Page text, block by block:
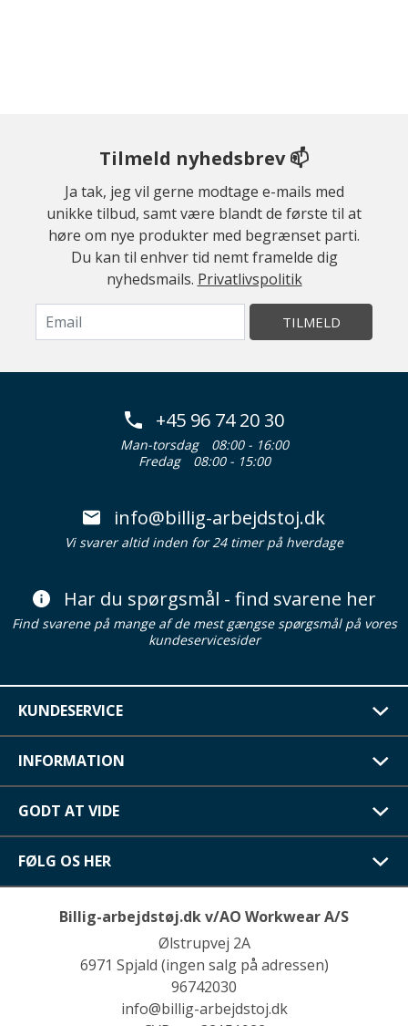
Tilmeld nyhedsbrev 📫
Ja tak, jeg vil gerne modtage e-mails med
unikke tilbud, samt være blandt de første til at
høre om nye produkter med begrænset parti.
Du kan til enhver tid nemt framelde dig
nyhedsmails. Privatlivspolitik
TILMELD
+45 96 74 20 30
Man-torsdag
08:00 - 16:00
Fredag
08:00 - 15:00
info@billig-arbejdstoj.dk
Vi svarer altid inden for 24 timer på hverdage
Har du spørgsmål - find svarene her
Find svarene på mange af de mest gængse spørgsmål på vores
kundeservicesider
KUNDESERVICE
INFORMATION
GODT AT VIDE
FØLG OS HER
Billig-arbejdstøj.dk v/AO Workwear A/S
Ølstrupvej 2A
6971 Spjald (ingen salg på adressen)
96742030
info@billig-arbejdstoj.dk